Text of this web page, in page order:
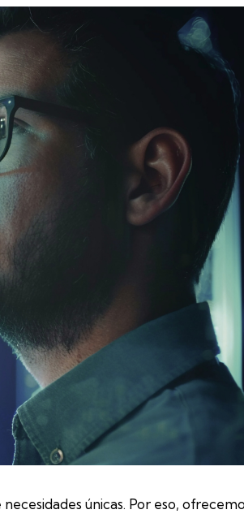
únicas. Por eso,